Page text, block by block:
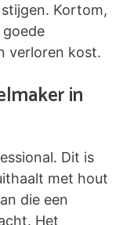
Kortom,
verloren kost.
in
Dit is
met hout
die een
Het